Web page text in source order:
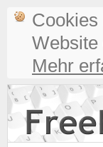
Website
Mehr